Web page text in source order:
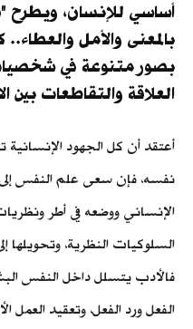
أساسي للإنسان، ويطرح
بالمعنى والأمل
بصور متنوعة في
العلاقة والتقاطعات بين
أعتقد أن كل الجهود الإنسانية
نفسه، فإن سعى علم النفس
الإنساني ووضعه في أطر
السلوكيات النظرية، وتحويلها
فالأدب يتسلل داخل النفس
الفعل ورد الفعل، وتعقيد العمل